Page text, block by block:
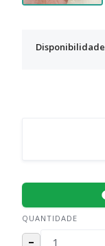
Disponibilidade
QUANTIDADE